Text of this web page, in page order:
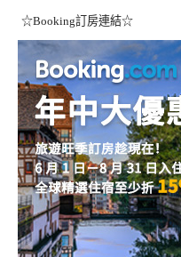
☆Booking訂房連結☆